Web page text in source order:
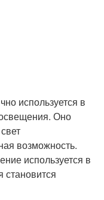
используется в
освещения. Оно
возможность.
используется в
становится